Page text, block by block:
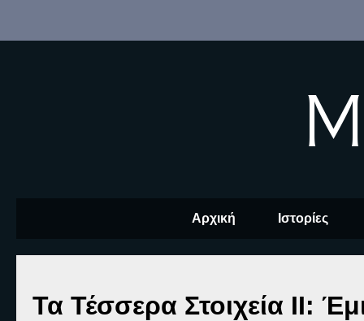
Αρχική Ιστορίες
Τα Τέσσερα Στοιχεία ΙΙ: